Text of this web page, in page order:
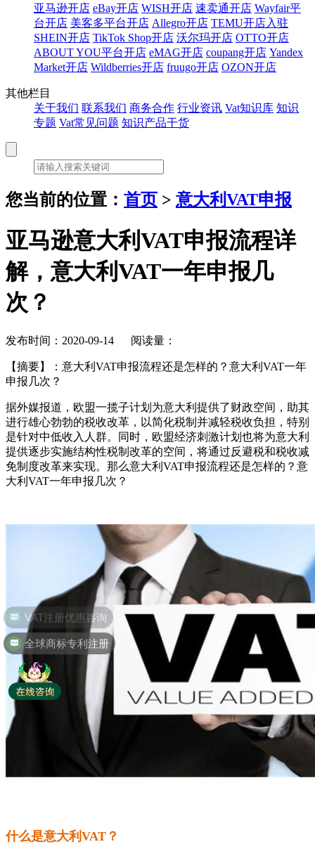
亚马逊开店 eBay开店 WISH开店 速卖通开店 Wayfair平
台开店 美客多平台开店 Allegro开店 TEMU开店入驻
SHEIN开店 TikTok Shop开店 沃尔玛开店 OTTO开店
ABOUT YOU平台开店 eMAG开店 coupang开店 Yandex
Market开店 Wildberries开店 fruugo开店 OZON开店
其他栏目
关于我们 联系我们 商务合作 行业资讯 Vat知识库 知识
专题 Vat常见问题 知识产品干货
您当前的位置： 首页 > 意大利VAT申报
亚马逊意大利VAT申报流程详
解，意大利VAT一年申报几
次？
发布时间：2020-09-14 阅读量：
【摘要】
：意大利VAT申报流程还是怎样的？意大利VAT一年
申报几次？
据外媒报道，欧盟一揽子计划为意大利提供了财政空间，助其
进行雄心勃勃的税收改革，以简化税制并减轻税收负担，特别
是针对中低收入人群。同时，欧盟经济刺激计划也将为意大利
提供逐步实施结构性税制改革的空间，将通过反避税和税收减
免制度改革来实现。那么意大利VAT申报流程还是怎样的？意
大利VAT一年申报几次？
什么是意大利VAT？
全球商标专利注册